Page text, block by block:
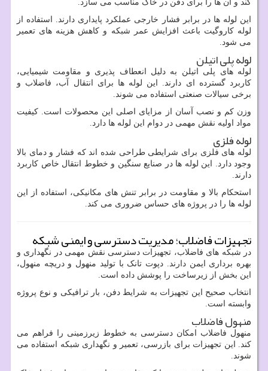
کند و آن ها را برای دفن در خاک مناسب می سازد.
این لوله ها در برابر فشار خارجی عملکرد پایداری دارند. استفاده از
لوله کاروگیت باعث افزایش عمر شبکه و کاهش هزینه های تعمیر
می شود.
لوله پلی اتیلن
لوله های پلی اتیلن به دلیل انعطاف پذیری و مقاومت شیمیایی،
کاربرد گسترده ای دارند. این لوله ها برای انتقال آب، فاضلاب و
برخی سیالات صنعتی استفاده می شوند.
وزن کم و نصب آسان از مزایای اصلی این محصولات است. کیفیت
مواد اولیه نقش مهمی در دوام این لوله ها دارد.
لوله فلزی
لوله های فلزی برای شرایطی طراحی شده اند که فشار و دمای بالا
وجود دارد. این لوله ها در صنایع سنگین و خطوط انتقال خاص کاربرد
دارند.
استحکام بالا و مقاومت در برابر تنش های مکانیکی، استفاده از این
لوله ها را در پروژه های حساس ضروری می کند.
تجهیزات فاضلاب؛ مدیریت دسترسی و ایمنی شبکه
در شبکه های فاضلاب، تجهیزات دسترسی نقش مهمی در نگهداری و
بهره برداری ایمن دارند. دپوت تانک با تولید منهول و دریچه منهول،
این بخش از زیرساخت را پوشش داده است.
انتخاب صحیح این تجهیزات به شرایط دفن، بار ترافیکی و نوع پروژه
وابسته است.
منهول فاضلاب
منهول فاضلاب امکان دسترسی به خطوط زیرزمینی را فراهم می
کند. این تجهیزات برای بازرسی، تعمیر و نگهداری شبکه استفاده می
شوند.